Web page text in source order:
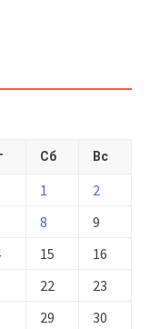
Сб Вс
1
2
8
9
15
16
22
23
29
30